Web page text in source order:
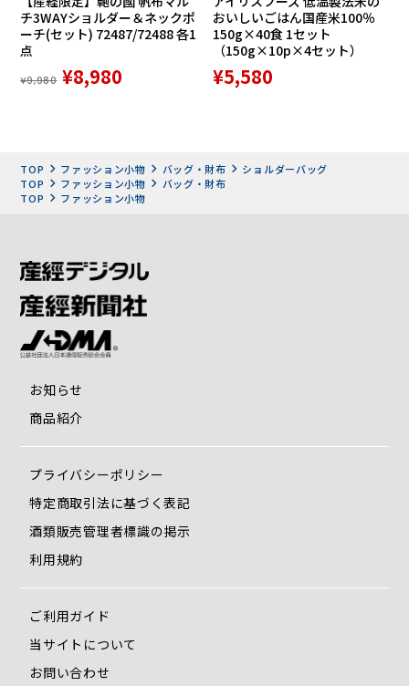
ム革に映える金色のファスナーは丈夫な金属製で取り出しや
すいコの字開閉です。
■マネーエリア
パー仕様で防犯力も申し分ありません。
・見やすく取り出しやすい7つのカードポケット
・お札を折らずに入れられるオープンポケット。パスポート
もすっきり収まります
・外出時の服薬忘れを防ぐ薬専用のピルポケット
・マチ付きで取り出しやすい小銭ポケット
■ヘルスエリア
チ3WAYショルダー＆ネックポ
ーチ(セット) 72487/72488 各1
点
¥9,980 ¥8,980
おいしいごはん国産米100％
150g×40食 1セット
（150g×10p×4セット）
¥5,580
TOP ファッション小物 バッグ・財布
ショルダーバッグ
TOP
ファッション小物
バッグ・財布
TOP
ファッション小物
お知らせ
商品紹介
プライバシーポリシー
特定商取引法に基づく表記
酒類販売管理者標識の掲示
利用規約
ご利用ガイド
当サイトについて
お問い合わせ